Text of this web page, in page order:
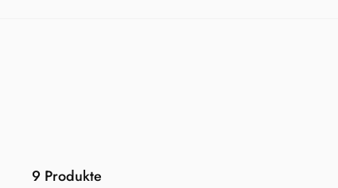
9 Produkte